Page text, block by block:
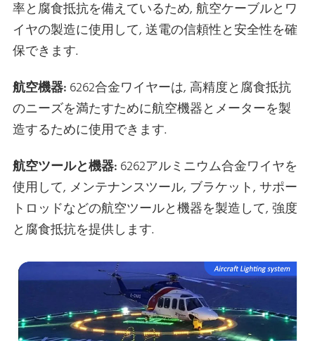
率と腐食抵抗を備えているため, 航空ケーブルとワ
イヤの製造に使用して, 送電の信頼性と安全性を確
保できます.
航空機器:6262合金ワイヤーは, 高精度と腐食抵抗
のニーズを満たすために航空機器とメーターを製
造するために使用できます.
航空ツールと機器:6262アルミニウム合金ワイヤを
使用して, メンテナンスツール, ブラケット, サポー
トロッドなどの航空ツールと機器を製造して, 強度
と腐食抵抗を提供します.